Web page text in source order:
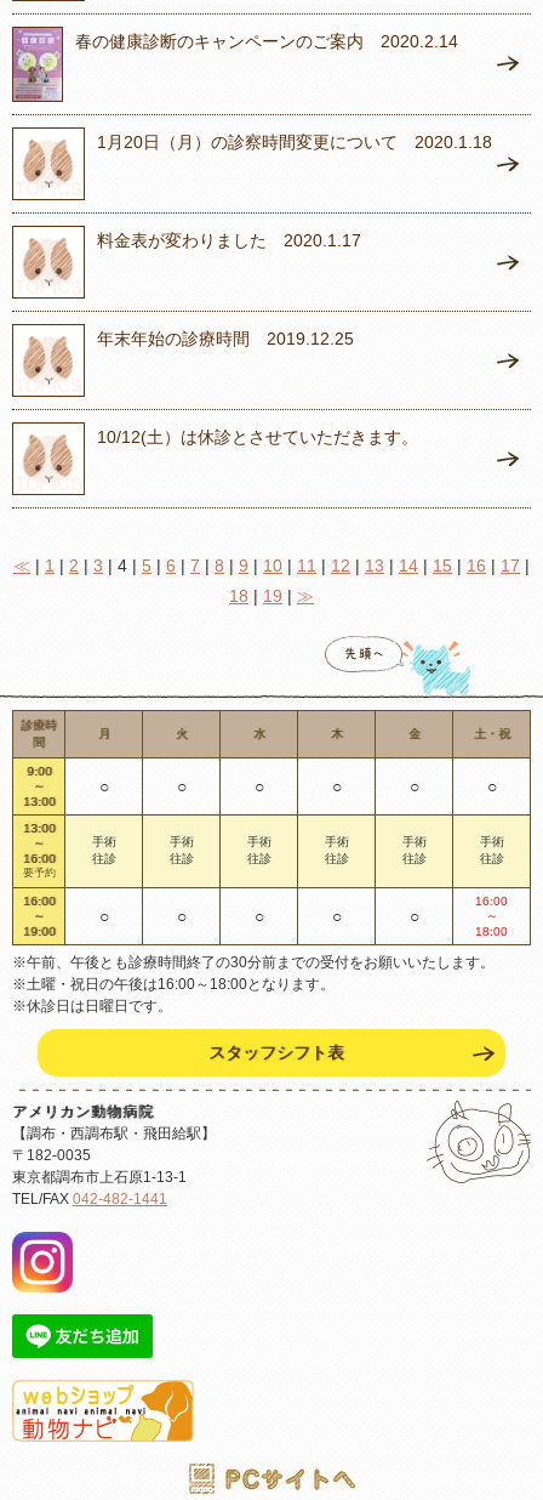
春の健康診断のキャンペーンのご案内 2020.2.14
1月20日（月）の診察時間変更について 2020.1.18
料金表が変わりました 2020.1.17
年末年始の診療時間 2019.12.25
10/12(土）は休診とさせていただきます。
≪ | 1 | 2 | 3 | 4 | 5 | 6 | 7 | 8 | 9 | 10 | 11 | 12 | 13 | 14 | 15 | 16 | 17 |
18 | 19 | ≫
診療時
間
月 火 水 木 金 土・祝
9:00
～
13:00
○ ○ ○ ○ ○ ○
13:00
～
16:00
要予約
手術
往診
手術
往診
手術
往診
手術
往診
手術
往診
手術
往診
16:00
～
19:00
○ ○ ○ ○ ○
16:00
～
18:00
※午前、午後とも診療時間終了の30分前までの受付をお願いいたします。
※土曜・祝日の午後は16:00～18:00となります。
※休診日は日曜日です。
スタッフシフト表
アメリカン動物病院
【調布・西調布駅・飛田給駅】
〒182-0035
東京都調布市上石原1-13-1
TEL/FAX 042-482-1441